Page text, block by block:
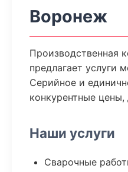
Воронеж
Производственная
предлагает услуги
Серийное и
конкурентные
Наши услуги
Сварочные